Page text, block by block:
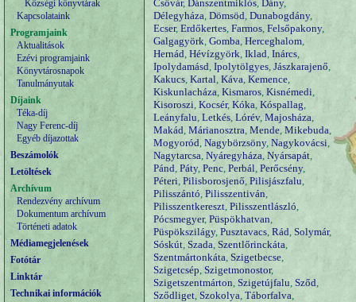
Községi könyvtárak
Kapcsolataink
Programjaink
Aktualitások
Ezévi programjaink
Könyvtárosnapok
Tanulmányutak
Díjaink
Téka-díj
Nagy Ferenc-díj
Egyéb díjazottak
Beszámolók
Letöltések
Archívum
Rendezvény archívum
Dokumentum archívum
Történeti adatok
Médiamegjelenések
Fotótár
Linktár
Technikai információk
Csővár, Dánszentmiklós, Dány,
Délegyháza, Dömsöd, Dunabogdány,
Ecser, Erdőkertes, Farmos, Felsőpakony,
Galgagyörk, Gomba, Herceghalom,
Hernád, Hévízgyörk, Iklad, Inárcs,
Ipolydamásd, Ipolytölgyes, Jászkarajenő,
Kakucs, Kartal, Káva, Kemence,
Kiskunlacháza, Kismaros, Kisnémedi,
Kisoroszi, Kocsér, Kóka, Kóspallag,
Leányfalu, Letkés, Lórév, Majosháza,
Makád, Márianosztra, Mende, Mikebuda,
Mogyoród, Nagybörzsöny, Nagykovácsi,
Nagytarcsa, Nyáregyháza, Nyársapát,
Pánd, Páty, Penc, Perbál, Perőcsény,
Péteri, Pilisborosjenő, Pilisjászfalu,
Pilisszántó, Pilisszentiván,
Pilisszentkereszt, Pilisszentlászló,
Pócsmegyer, Püspökhatvan,
Püspökszilágy, Pusztavacs, Rád, Solymár,
Sóskút, Szada, Szentlőrinckáta,
Szentmártonkáta, Szigetbecse,
Szigetcsép, Szigetmonostor,
Szigetszentmárton, Szigetújfalu, Sződ,
Sződliget, Szokolya, Táborfalva,